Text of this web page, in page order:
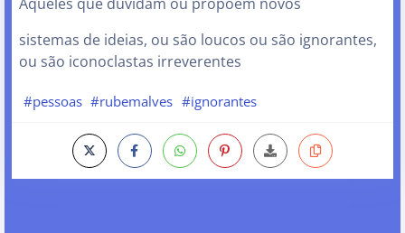
sistemas de ideias, ou são loucos ou são ignorantes,
ou são iconoclastas irreverentes
#pessoas #rubemalves #ignorantes